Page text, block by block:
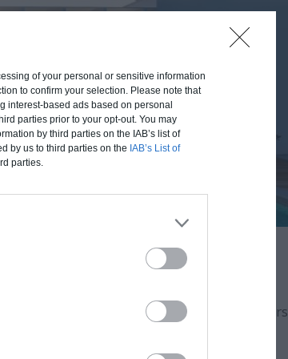
of your personal or sensitive information
to confirm your selection. Please note that
interest-based ads based on personal
parties prior to your opt-out. You may
by third parties on the IAB’s list of
by us to third parties on the IAB’s List of
parties.
construction, clos couvert (hors d'eau, hors